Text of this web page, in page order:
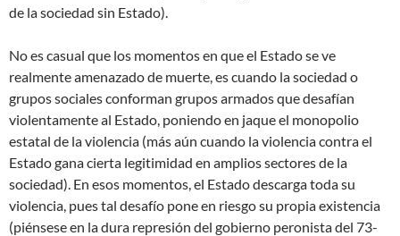
de la sociedad sin Estado).
No es casual que los momentos en que el Estado se ve
realmente amenazado de muerte, es cuando la sociedad o
grupos sociales conforman grupos armados que desafían
violentamente al Estado, poniendo en jaque el monopolio
estatal de la violencia (más aún cuando la violencia contra el
Estado gana cierta legitimidad en amplios sectores de la
sociedad). En esos momentos, el Estado descarga toda su
violencia, pues tal desafío pone en riesgo su propia existencia
(piénsese en la dura represión del gobierno peronista del 73-